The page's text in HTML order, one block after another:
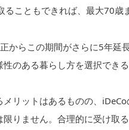
ることもできれば、最大70歳
からこの期間がさらに5年延長
のある暮らし方を選択でき
メリットはあるものの、
限りません。合理的に受け取